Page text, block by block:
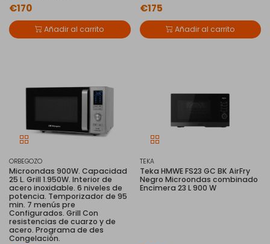
€170
Añadir al carrito
€175
Añadir al carrito
ORBEGOZO
Microondas 900W. Capacidad
25 L. Grill 1.950W. Interior de
acero inoxidable. 6 niveles de
potencia. Temporizador de 95
min. 7 menús pre
Configurados. Grill Con
resistencias de cuarzo y de
acero. Programa de des
Congelación.
TEKA
Teka HMWE FS23 GC BK AirFry
Negro Microondas combinado
Encimera 23 L 900 W